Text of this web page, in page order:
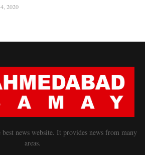
2020
best news website. It provides news from many
areas.